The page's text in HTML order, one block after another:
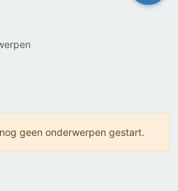
geen onderwerpen gestart.